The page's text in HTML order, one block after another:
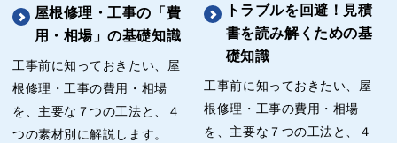
屋根修理・工事の「費
用・相場」の基礎知識
工事前に知っておきたい、屋
根修理・工事の費用・相場
を、主要な７つの工法と、４
つの素材別に解説します。
トラブルを回避！見積
書を読み解くための基
礎知識
工事前に知っておきたい、屋
根修理・工事の費用・相場
を、主要な７つの工法と、４